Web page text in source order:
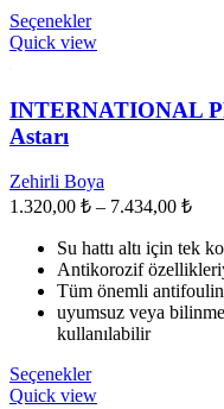
SeçeneklerBu
ürünün
varyasyonu
var.
sayfasından
seçilebilir
Quick view
INTERNATIONAL
Astarı
Zehirli Boya
1.320,00 ₺ – 7.434,00 ₺Fiyat
-
Su hattı altı için tek
Antikorozif
Tüm önemli
uyumsuz veya
kullanılabilir
SeçeneklerBu
ürünün
Quick view